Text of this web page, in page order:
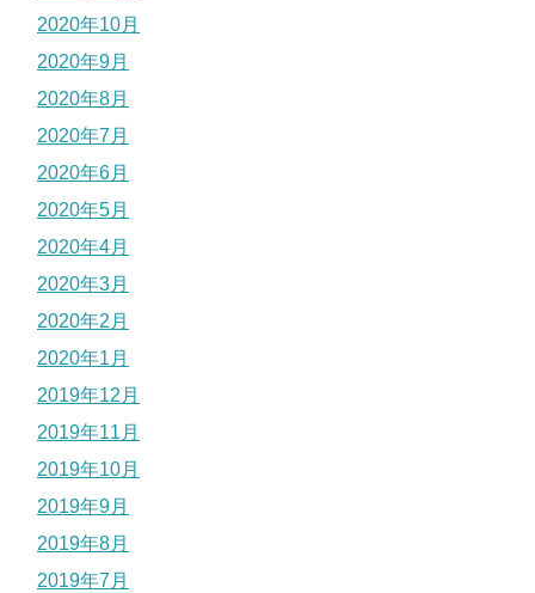
2020年10月
2020年9月
2020年8月
2020年7月
2020年6月
2020年5月
2020年4月
2020年3月
2020年2月
2020年1月
2019年12月
2019年11月
2019年10月
2019年9月
2019年8月
2019年7月